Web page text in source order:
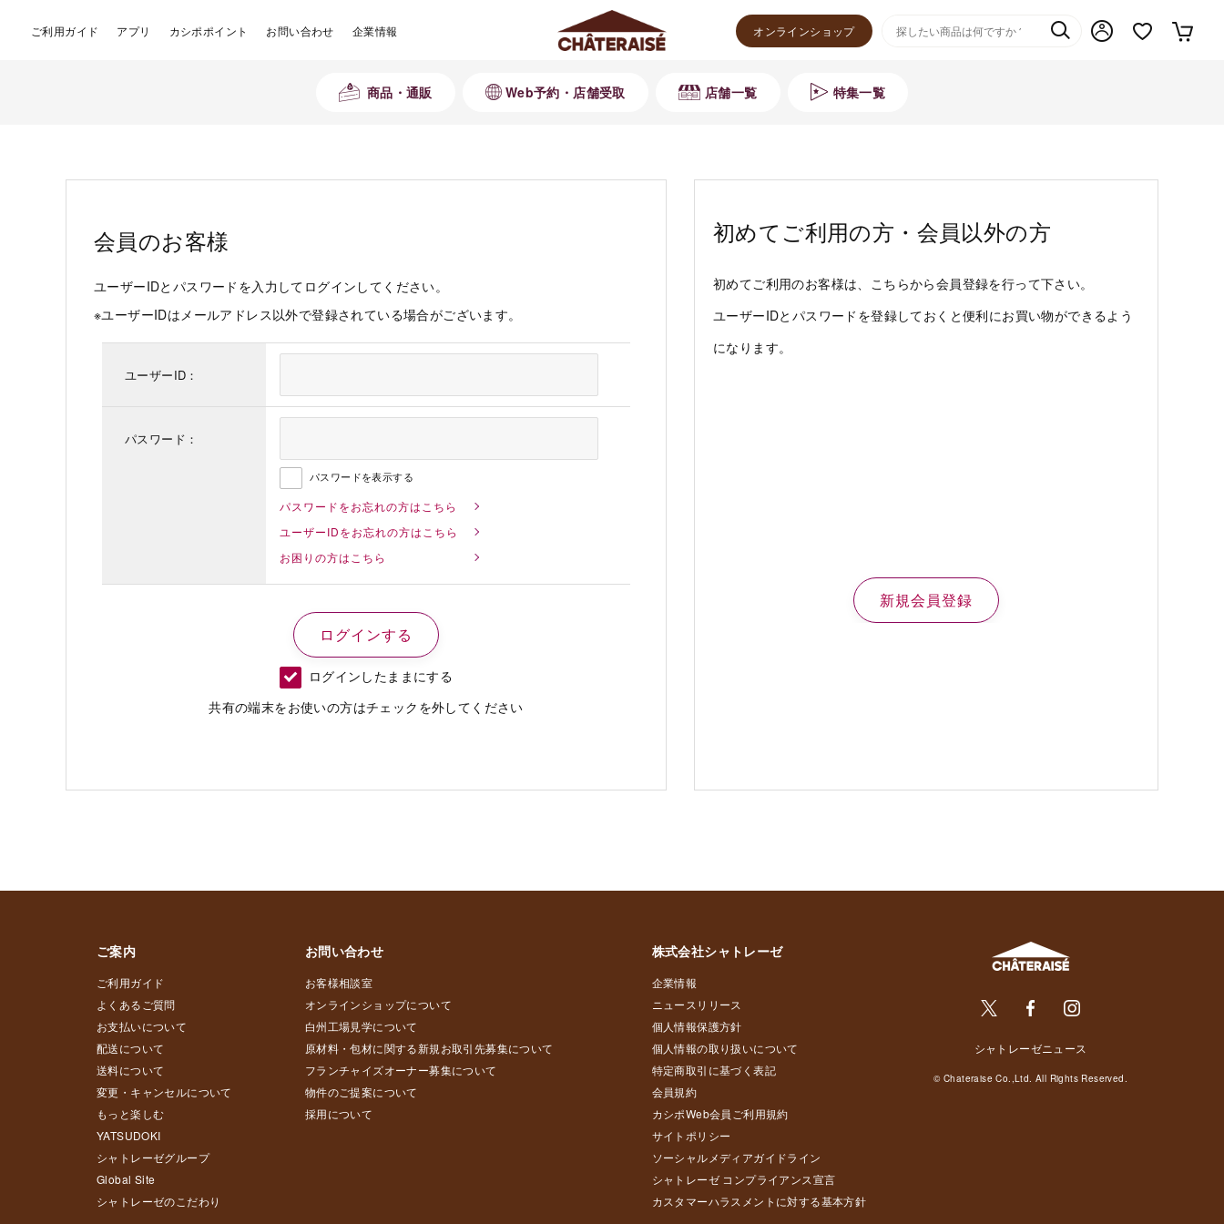
ご利用ガイド アプリ カシポポイント お問い合わせ 企業情報 オンラインショップ
商品・通販 Web予約・店舗受取 店舗一覧 特集一覧
会員のお客様
ユーザーIDとパスワードを入力してログインしてください。
※ユーザーIDはメールアドレス以外で登録されている場合がございます。
ユーザーID：
パスワード：
パスワードを表示する
パスワードをお忘れの方はこちら
ユーザーIDをお忘れの方はこちら
お困りの方はこちら
ログインしたままにする
共有の端末をお使いの方はチェックを外してください
初めてご利用の方・会員以外の方
初めてご利用のお客様は、こちらから会員登録を行って下さい。
ユーザーIDとパスワードを登録しておくと便利にお買い物ができるよう
になります。
ご案内
ご利用ガイド
よくあるご質問
お支払いについて
配送について
送料について
変更・キャンセルについて
もっと楽しむ
YATSUDOKI
シャトレーゼグループ
Global Site
シャトレーゼのこだわり
お問い合わせ
お客様相談室
オンラインショップについて
白州工場見学について
原材料・包材に関する新規お取引先募集について
フランチャイズオーナー募集について
物件のご提案について
採用について
株式会社シャトレーゼ
企業情報
ニュースリリース
個人情報保護方針
個人情報の取り扱いについて
特定商取引に基づく表記
会員規約
カシポWeb会員ご利用規約
サイトポリシー
ソーシャルメディアガイドライン
シャトレーゼ コンプライアンス宣言
カスタマーハラスメントに対する基本方針
シャトレーゼニュース
© Chateraise Co.,Ltd. All Rights Reserved.